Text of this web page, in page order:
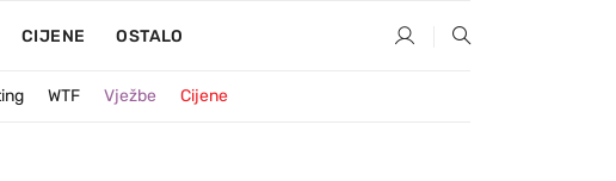
CIJENE OSTALO
WTF Vježbe Cijene